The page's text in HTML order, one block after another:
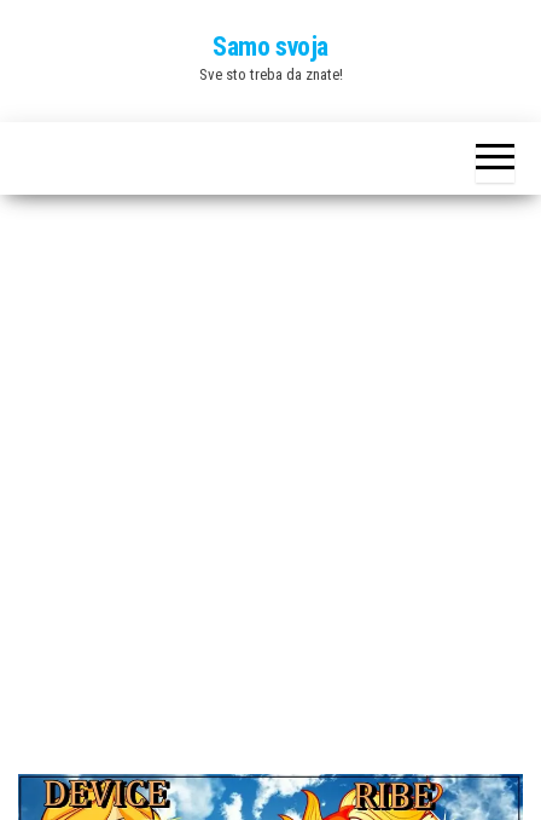
Samo svoja
Sve sto treba da znate!